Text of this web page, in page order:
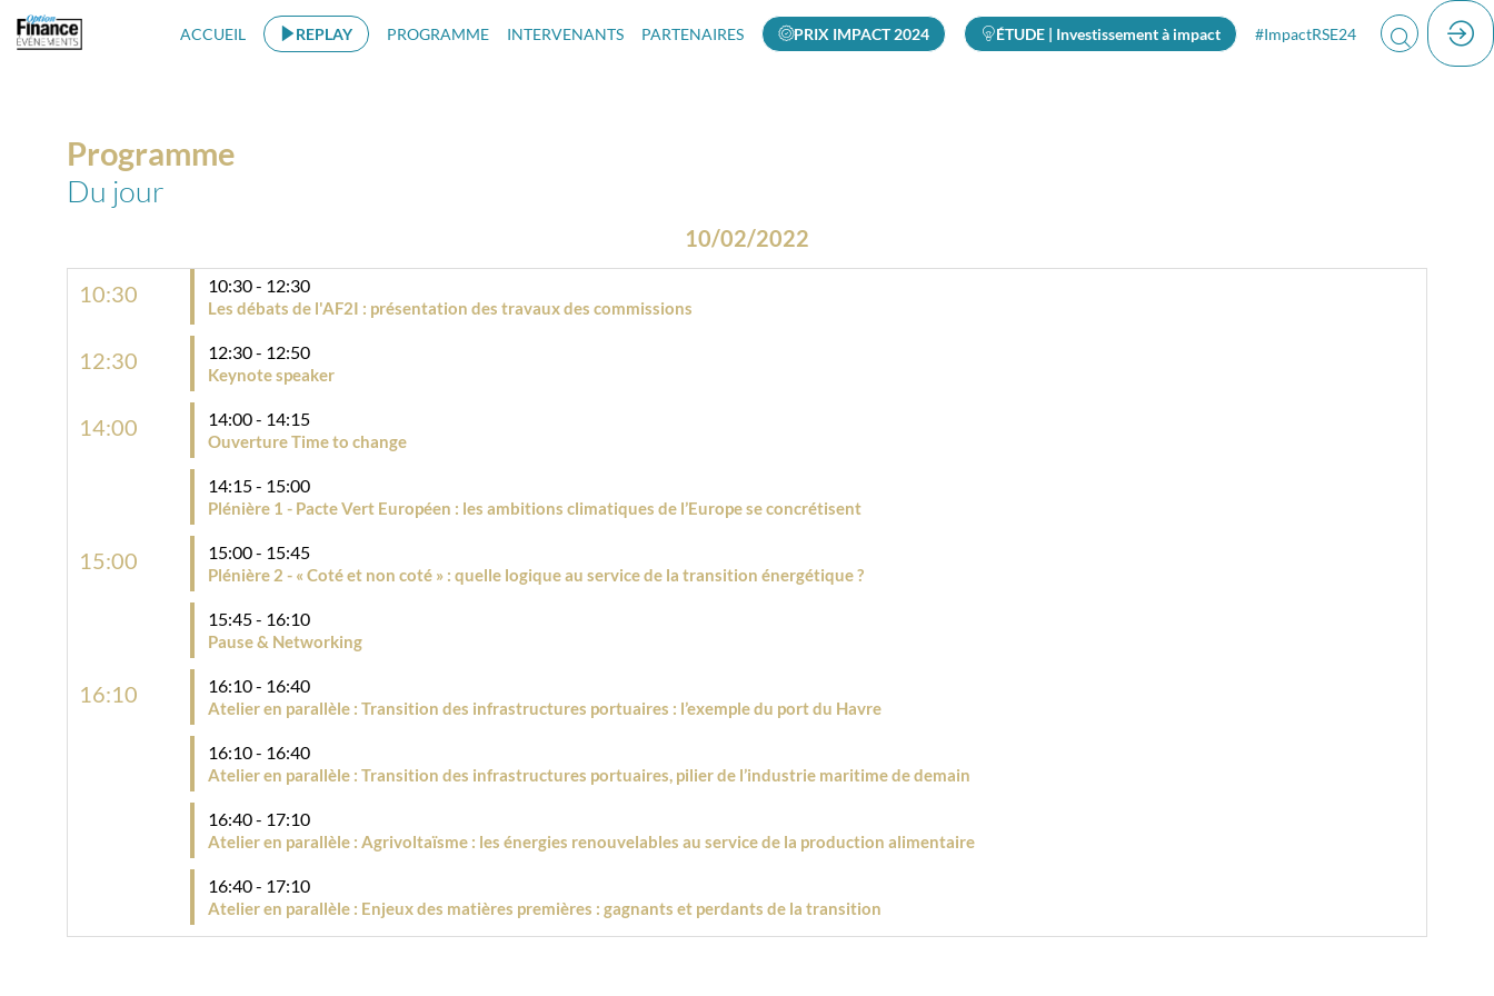
ACCUEIL REPLAY PROGRAMME INTERVENANTS PARTENAIRES PRIX IMPACT 2024 ÉTUDE | Investissement à impact #ImpactRSE24
Programme
Du jour
10/02/2022
10:30 10:30 - 12:30
Les débats de l'AF2I : présentation des travaux des commissions
12:30 12:30 - 12:50
Keynote speaker
14:00 14:00 - 14:15
Ouverture Time to change
14:15 - 15:00
Plénière 1 - Pacte Vert Européen : les ambitions climatiques de l’Europe se concrétisent
15:00 15:00 - 15:45
Plénière 2 - « Coté et non coté » : quelle logique au service de la transition énergétique ?
15:45 - 16:10
Pause & Networking
16:10 16:10 - 16:40
Atelier en parallèle : Transition des infrastructures portuaires : l’exemple du port du Havre
16:10 - 16:40
Atelier en parallèle : Transition des infrastructures portuaires, pilier de l’industrie maritime de demain
16:40 - 17:10
Atelier en parallèle : Agrivoltaïsme : les énergies renouvelables au service de la production alimentaire
16:40 - 17:10
Atelier en parallèle : Enjeux des matières premières : gagnants et perdants de la transition